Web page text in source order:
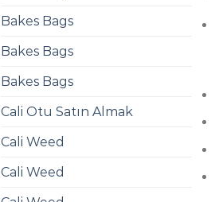
Bakes Bags
Bakes Bags
Bakes Bags
Cali Otu Satın Almak
Cali Weed
Cali Weed